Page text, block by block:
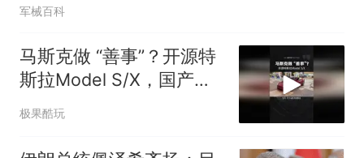
军械百科
马斯克做 “善事”？开源特
斯拉Model S/X，国产车
又能抄了？
极果酷玩